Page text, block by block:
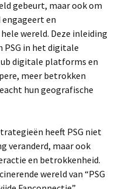
gebeurt, maar ook om
en
wereld. Deze inleiding
PSG in het digitale
digitale platforms en
meer betrokken
hun geografische
heeft PSG niet
veranderd, maar ook
en betrokkenheid.
wereld van “PSG